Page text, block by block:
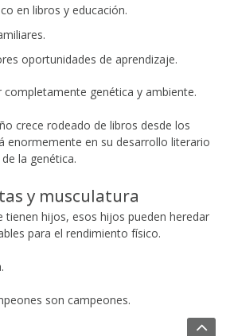
en libros y educación.
oportunidades de aprendizaje.
completamente genética y ambiente.
crece rodeado de libros desde los
enormemente en su desarrollo literario
la genética.
y musculatura
tienen hijos, esos hijos pueden heredar
para el rendimiento físico.
son campeones.